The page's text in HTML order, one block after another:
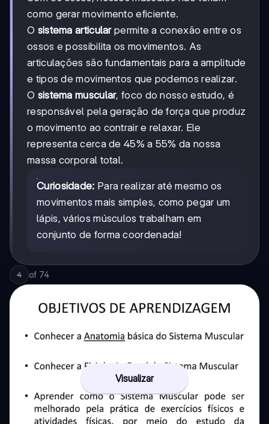
como gerar movimento eficiente.
O sistema articularpermite a conexão entre os
ossos e possibilita os movimentos. As
articulações são fundamentais para a amplitude
e tipos de movimentos que podemos realizar.
O sistema muscular, foco do nosso estudo, é
responsável pela geração de força que produz
o movimento ao contrair e relaxar. Ele
representa cerca de 45% a 55% da nossa
massa corporal total.
Curiosidade: Para realizar até mesmo os
movimentos mais simples, como pegar um
lápis, vários músculos trabalham em
conjunto de forma coordenada!
4 of 74
Visualizar